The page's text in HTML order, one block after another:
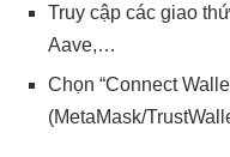
Truy cập các giao
Aave,…
Chọn “Connect
(MetaMask/